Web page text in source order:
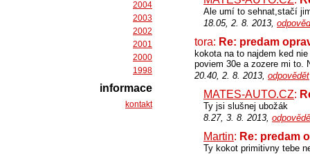
Ale umí to sehnat,stačí
18.05, 2. 8. 2013,
tora: Re: predam
kokota na to najdem ked
poviem 30e a zozere mi to.
20.40, 2. 8. 2013, odpovědět
MATES-AUTO.CZ:
Ty jsi slušnej ubožák
8.27, 3. 8. 2013,
Martin: Re: predam
Ty kokot primitivny tebe
2004
2003
2002
2001
2000
1998
informace
kontakt